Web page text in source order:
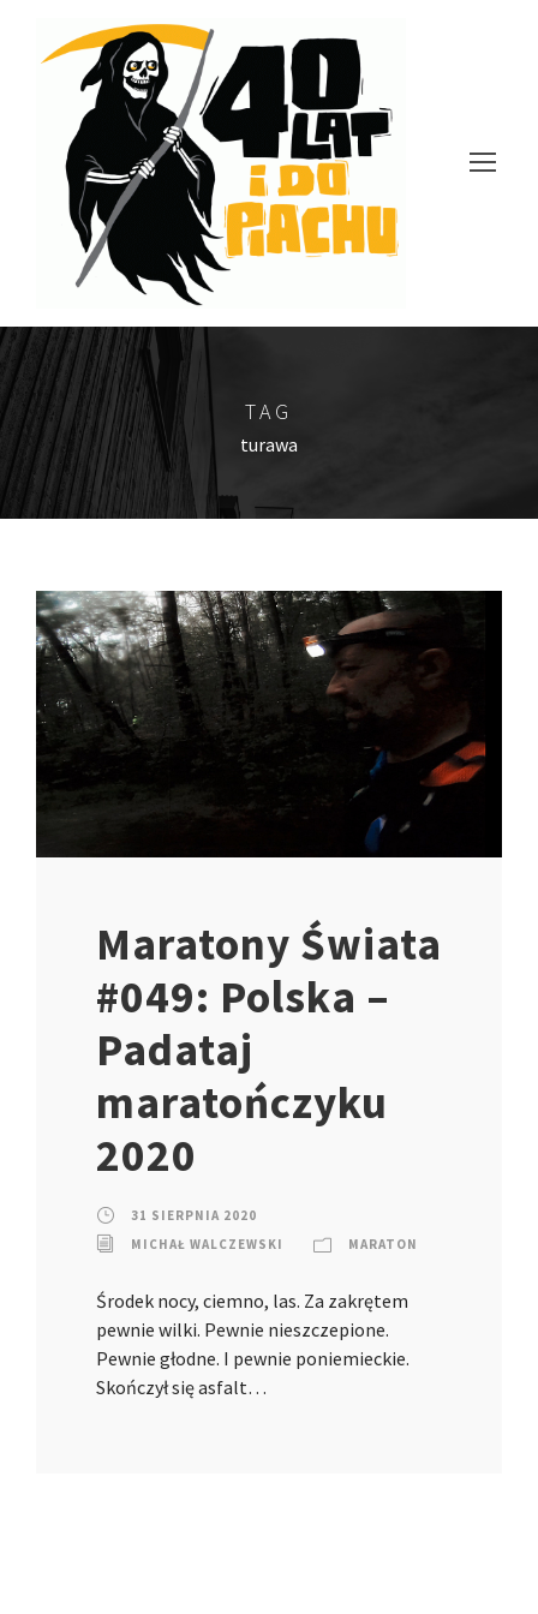
TAG
turawa
Maratony Świata
#049: Polska –
Padataj
maratończyku
2020
31 SIERPNIA 2020
MICHAŁ WALCZEWSKI
MARATON
Środek nocy, ciemno, las. Za zakrętem
pewnie wilki. Pewnie nieszczepione.
Pewnie głodne. I pewnie poniemieckie.
Skończył się asfalt…